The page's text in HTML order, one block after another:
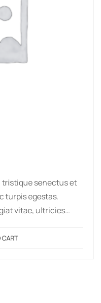
senectus et
turpis egestas.
vitae, ultricies
CART